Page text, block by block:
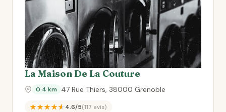
La Maison De La Couture
0.4 km 47 Rue Thiers, 38000 Grenoble
★★★★★4.6/5(117 avis)